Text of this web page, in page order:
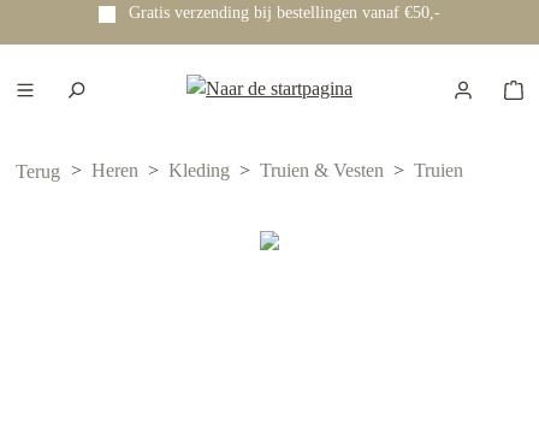
hoofdinhoud
Gratis verzending bij bestellingen vanaf €50,-
Terug Heren Kleding Truien & Vesten Truien